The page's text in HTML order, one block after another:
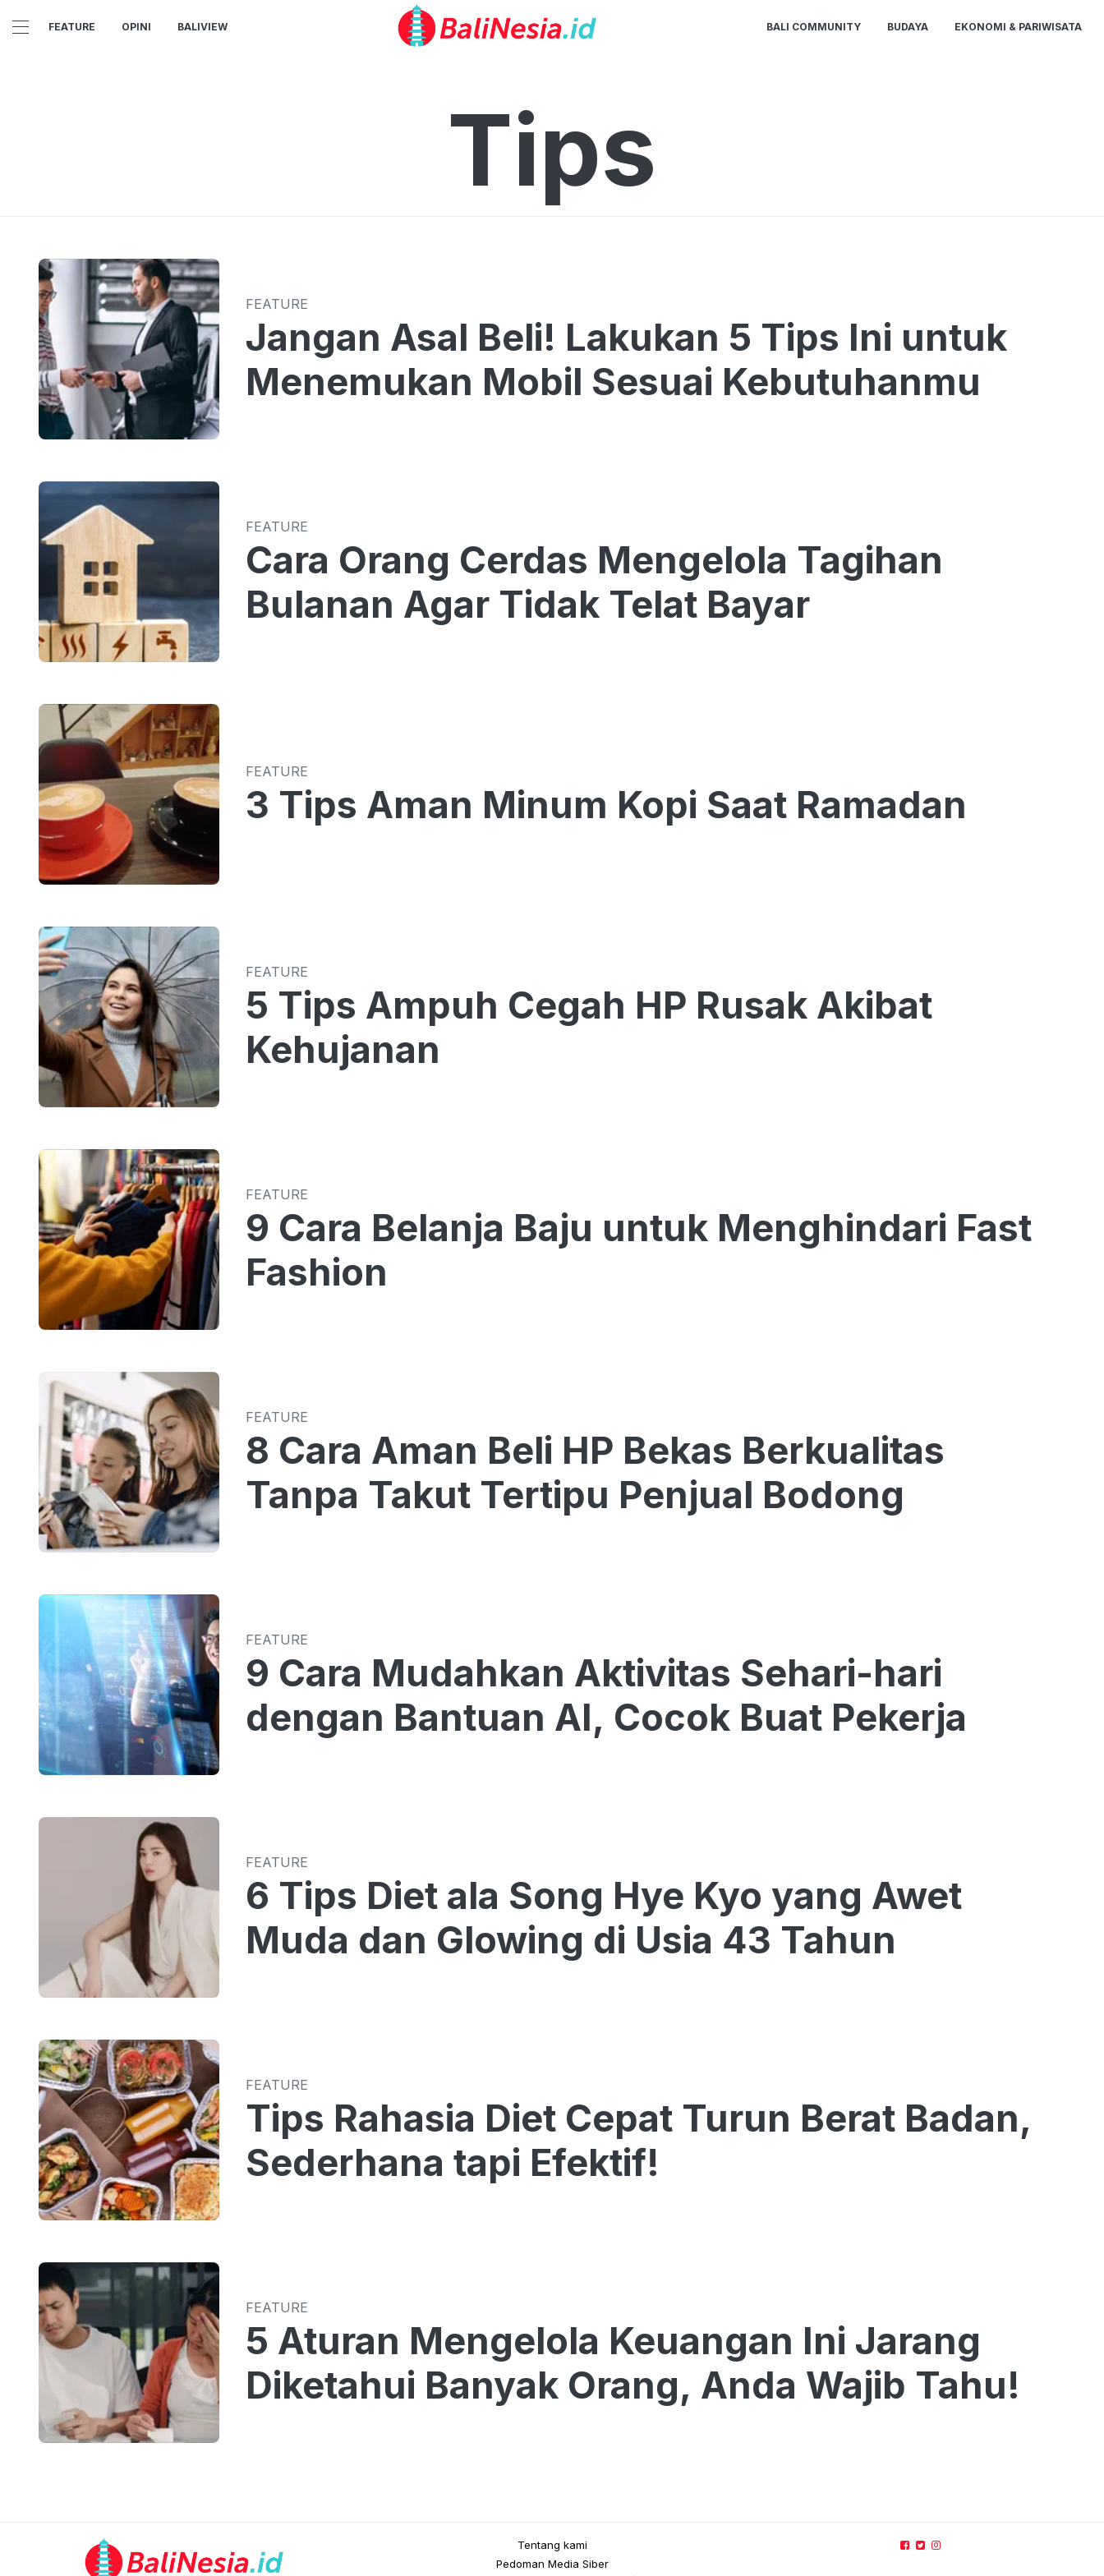
FEATURE OPINI BALIVIEW BALI COMMUNITY BUDAYA EKONOMI & PARIWISATA
Tips
FEATURE
Jangan Asal Beli! Lakukan 5 Tips Ini untuk
Menemukan Mobil Sesuai Kebutuhanmu
FEATURE
Cara Orang Cerdas Mengelola Tagihan
Bulanan Agar Tidak Telat Bayar
FEATURE
3 Tips Aman Minum Kopi Saat Ramadan
FEATURE
5 Tips Ampuh Cegah HP Rusak Akibat
Kehujanan
FEATURE
9 Cara Belanja Baju untuk Menghindari Fast
Fashion
FEATURE
8 Cara Aman Beli HP Bekas Berkualitas
Tanpa Takut Tertipu Penjual Bodong
FEATURE
9 Cara Mudahkan Aktivitas Sehari-hari
dengan Bantuan AI, Cocok Buat Pekerja
FEATURE
6 Tips Diet ala Song Hye Kyo yang Awet
Muda dan Glowing di Usia 43 Tahun
FEATURE
Tips Rahasia Diet Cepat Turun Berat Badan,
Sederhana tapi Efektif!
FEATURE
5 Aturan Mengelola Keuangan Ini Jarang
Diketahui Banyak Orang, Anda Wajib Tahu!
Tentang kami
Pedoman Media Siber